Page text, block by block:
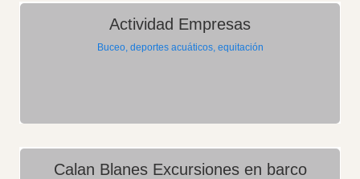
Actividad Empresas
Buceo, deportes acuáticos, equitación
Calan Blanes Excursiones en barco